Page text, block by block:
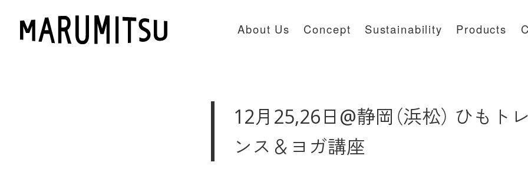
About Us Concept Sustainability Products
12月25,26日@静岡（浜松） ひもト
ンス＆ヨガ講座